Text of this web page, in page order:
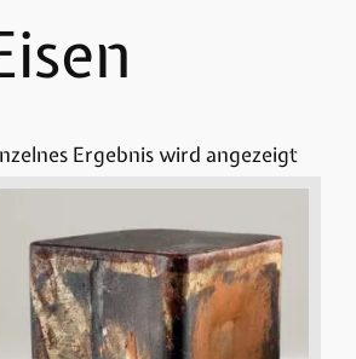
Ergebnis wird angezeigt